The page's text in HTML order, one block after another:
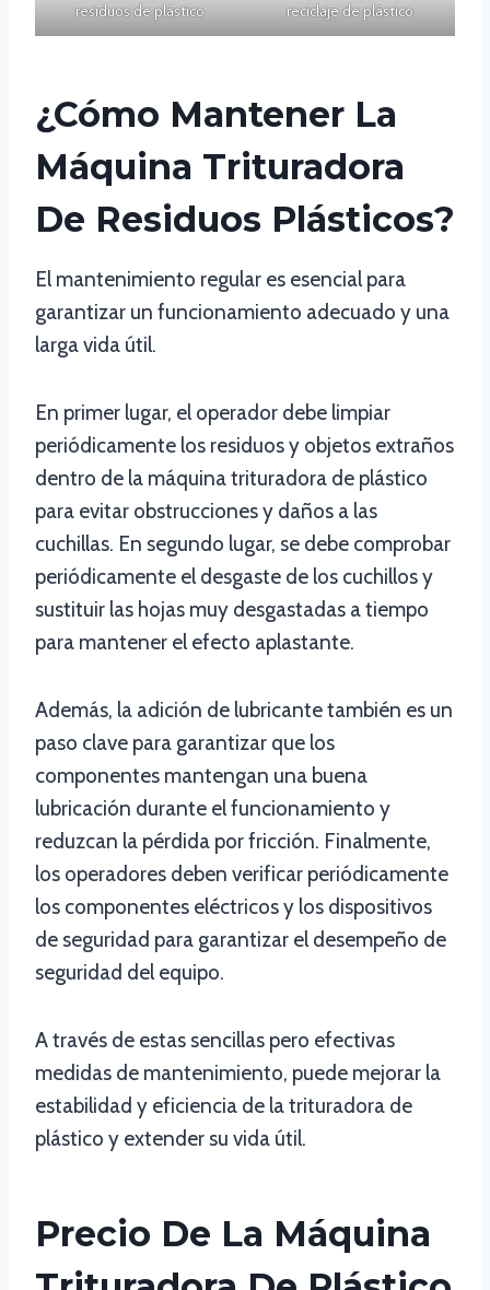
residuos de plástico
reciclaje de plástico
¿Cómo Mantener La
Máquina Trituradora
De Residuos Plásticos?
El mantenimiento regular es esencial para
garantizar un funcionamiento adecuado y una
larga vida útil.
En primer lugar, el operador debe limpiar
periódicamente los residuos y objetos extraños
dentro de la máquina trituradora de plástico
para evitar obstrucciones y daños a las
cuchillas. En segundo lugar, se debe comprobar
periódicamente el desgaste de los cuchillos y
sustituir las hojas muy desgastadas a tiempo
para mantener el efecto aplastante.
Además, la adición de lubricante también es un
paso clave para garantizar que los
componentes mantengan una buena
lubricación durante el funcionamiento y
reduzcan la pérdida por fricción. Finalmente,
los operadores deben verificar periódicamente
los componentes eléctricos y los dispositivos
de seguridad para garantizar el desempeño de
seguridad del equipo.
A través de estas sencillas pero efectivas
medidas de mantenimiento, puede mejorar la
estabilidad y eficiencia de la trituradora de
plástico y extender su vida útil.
Precio De La Máquina